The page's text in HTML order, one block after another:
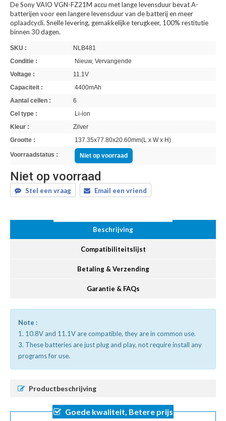
De Sony VAIO VGN-FZ21M accu met lange levensduur bevat A-
batterijen voor een langere levensduur van de batterij en meer
oplaadcycli. Snelle levering, gemakkelijke terugkeer, 100% restitutie
binnen 30 dagen.
SKU :
NLB481
Conditie :
Nieuw, Vervangende
Voltage :
11.1V
Capaciteit :
4400mAh
Aantal cellen :
6
Cel type :
Li-ion
Kleur :
Zilver
Grootte :
137.35x77.80x20.60mm(L x W x H)
Voorraadstatus : Niet op voorraad
Niet op voorraad
Stel een vraag Email een vriend
Beschrijving
Compatibiliteitslijst
Betaling & Verzending
Garantie & FAQs
Note :
1. 10.8V and 11.1V are compatible, they are in common use.
3. These batteries are just plug and play, not require install any
programs for use.
Productbeschrijving
Goede kwaliteit, Betere prijs